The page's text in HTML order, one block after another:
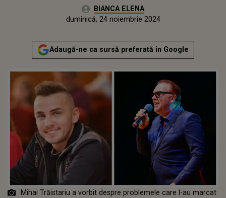
Autor:BIANCA ELENA
Publicat:
duminică, 24 noiembrie 2024
Adaugă-ne ca sursă preferată în Google
Mihai Trăistariu a vorbit despre problemele care l-au marcat